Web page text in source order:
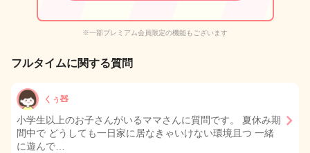
※一部プレミアム会員限定の機能もございます
フルタイムに関する質問
くぅ🧸
小学生以上のお子さんがいるママさんに質問です。 夏休み期
間中で どうしても一日家に居なきゃいけない環境且つ 一緒
に遊んで…